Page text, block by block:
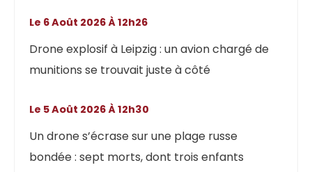
Drone explosif à Leipzig : un avion chargé de
munitions se trouvait juste à côté
Le 6 Août 2026 À 12h26
Un drone s’écrase sur une plage russe
bondée : sept morts, dont trois enfants
Le 5 Août 2026 À 12h30